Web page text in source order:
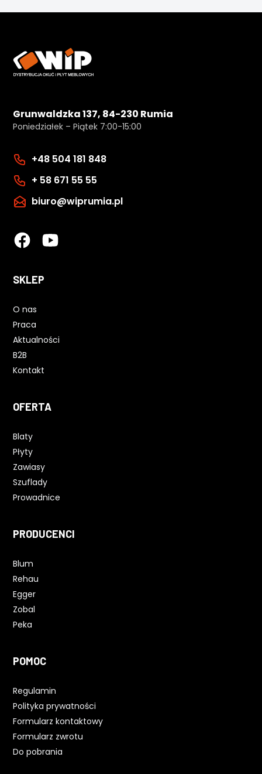
Grunwaldzka 137, 84-230 Rumia
Poniedziałek – Piątek 7:00-15:00
+48 504 181 848
+ 58 671 55 55
biuro@wiprumia.pl
SKLEP
O nas
Praca
Aktualności
B2B
Kontakt
OFERTA
Blaty
Płyty
Zawiasy
Szuflady
Prowadnice
PRODUCENCI
Blum
Rehau
Egger
Zobal
Peka
POMOC
Regulamin
Polityka prywatności
Formularz kontaktowy
Formularz zwrotu
Do pobrania